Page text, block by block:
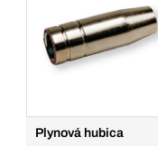
Plynová hubica